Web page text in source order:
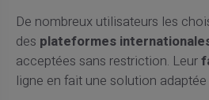
De nombreux utilisateurs les
des plateformes
acceptées sans restriction. Leur
ligne en fait une solution adaptée